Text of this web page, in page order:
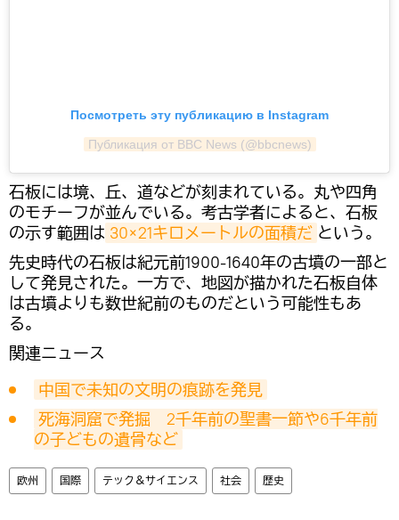
Посмотреть эту публикацию в Instagram
Публикация от BBC News (@bbcnews)
石板には境、丘、道などが刻まれている。丸や四角
のモチーフが並んでいる。考古学者によると、石板
の示す範囲は 30×21キロメートルの面積だ という。
先史時代の石板は紀元前1900-1640年の古墳の一部と
して発見された。一方で、地図が描かれた石板自体
は古墳よりも数世紀前のものだという可能性もあ
る。
関連ニュース
中国で未知の文明の痕跡を発見
死海洞窟で発掘　2千年前の聖書一節や6千年前
の子どもの遺骨など
欧州 国際 テック＆サイエンス 社会 歴史